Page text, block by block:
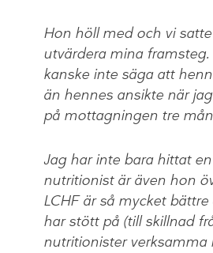
Hon höll med och vi
utvärdera mina
kanske inte säga att
än hennes ansikte när
på mottagningen tre
Jag har inte bara hittat
nutritionist är även hon
LCHF är så mycket
har stött på (till skillnad
nutritionister verksamma